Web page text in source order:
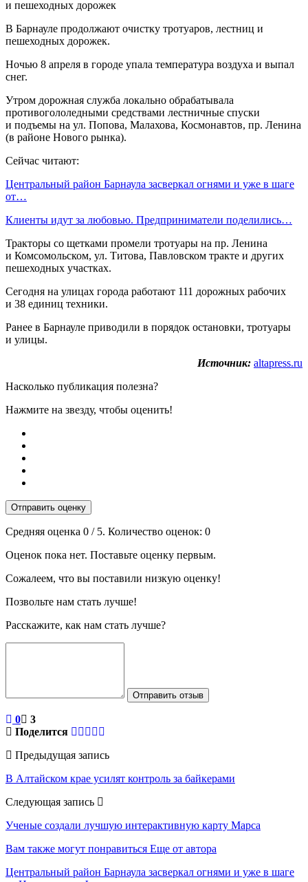
В Барнауле продолжают очистку тротуаров, лестниц и
пешеходных дорожек.
Ночью 8 апреля в городе упала температура воздуха и выпал
снег.
Утром дорожная служба локально обрабатывала
противогололедными средствами лестничные спуски
и подъемы на ул. Попова, Малахова, Космонавтов, пр. Ленина
(в районе Нового рынка).
Сейчас читают:
Центральный район Барнаула засверкал огнями и уже в шаге
от…
Клиенты идут за любовью. Предприниматели поделились…
Тракторы со щетками промели тротуары на пр. Ленина
и Комсомольском, ул. Титова, Павловском тракте и других
пешеходных участках.
Сегодня на улицах города работают 111 дорожных рабочих
и 38 единиц техники.
Ранее в Барнауле приводили в порядок остановки, тротуары
и улицы.
Источник: altapress.ru
Насколько публикация полезна?
Нажмите на звезду, чтобы оценить!
Отправить оценку
Средняя оценка 0 / 5. Количество оценок: 0
Оценок пока нет. Поставьте оценку первым.
Сожалеем, что вы поставили низкую оценку!
Позвольте нам стать лучше!
Расскажите, как нам стать лучше?
Отправить отзыв
0
3
Поделится
Предыдущая запись
В Алтайском крае усилят контроль за байкерами
Следующая запись
Ученые создали лучшую интерактивную карту Марса
Вам также могут понравиться Еще от автора
Центральный район Барнаула засверкал огнями и уже в шаге